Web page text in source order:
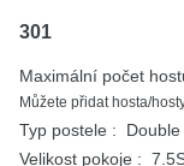
301
Maximální počet
Můžete přidat hosta/
Typ postele :
Double
Velikost pokoje :